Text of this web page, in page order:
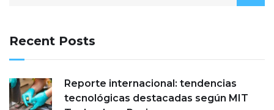
Recent Posts
Reporte internacional: tendencias
tecnológicas destacadas según MIT